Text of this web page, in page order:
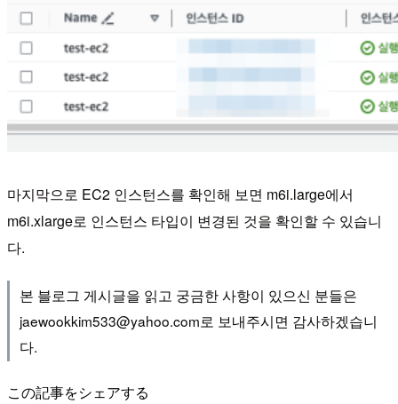
마지막으로 EC2 인스턴스를 확인해 보면 m6i.large에서
m6i.xlarge로 인스턴스 타입이 변경된 것을 확인할 수 있습니
다.
본 블로그 게시글을 읽고 궁금한 사항이 있으신 분들은
jaewookkim533@yahoo.com로 보내주시면 감사하겠습니
다.
この記事をシェアする